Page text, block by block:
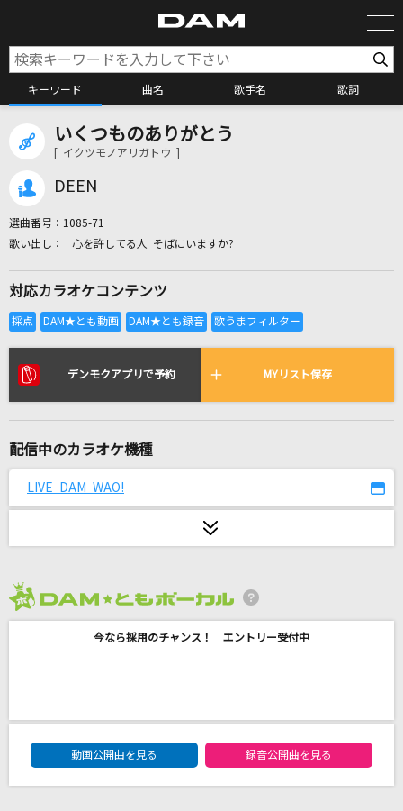
キーワード 曲名 歌手名 歌詞
カラオケ検索
全国りれき
リアルタイムで歌われている曲の一覧
あいつら全員同窓会
[生音]I am...ayumi hamasaki COUNTDOWN LI
浜崎あゆみ
I'm a mess
Official髭男dism
グランドエスケープ feat.三浦透子
いくつものありがとう
[ イクツモノアリガトウ ]
DEEN
選曲番号： 1085-71
心を許してる人 そばにいますか?
対応カラオケコンテンツ
デンモクアプリで予約 MYリスト保存
配信中のカラオケ機種
LIVE DAM WAO!
今なら採用のチャンス！ エントリー受付中
DAM★ともボーカルエントリーランキング
動画公開曲を見る
録音公開曲を見る